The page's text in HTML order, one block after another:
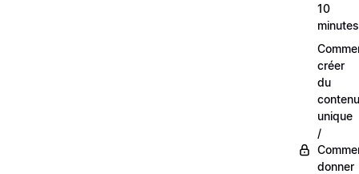
10
créer
du
contenu
unique
/
donner